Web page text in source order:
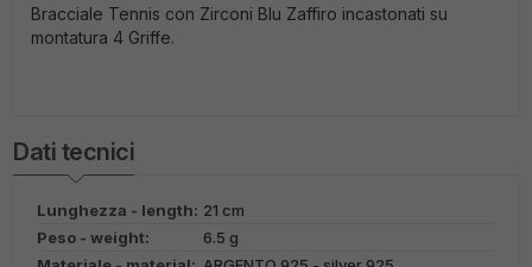
Bracciale Tennis con Zirconi Blu Zaffiro incastonati su
montatura 4 Griffe.
Dati tecnici
Lunghezza - length: 21 cm
Peso - weight:
6.5 g